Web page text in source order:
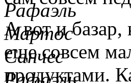
А вот и
еще совсем
продуктами.